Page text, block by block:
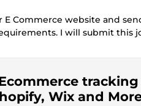
E Commerce website and
I will submit this
Wix and